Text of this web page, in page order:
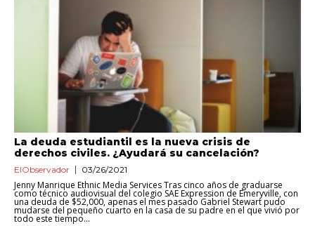
La deuda estudiantil es la nueva crisis de
derechos civiles. ¿Ayudará su cancelación?
ElObservador 03/26/2021
Jenny Manrique Ethnic Media Services Tras cinco años de graduarse
como técnico audiovisual del colegio SAE Expression de Emeryville, con
una deuda de $52,000, apenas el mes pasado Gabriel Stewart pudo
mudarse del pequeño cuarto en la casa de su padre en el que vivió por
todo este tiempo...